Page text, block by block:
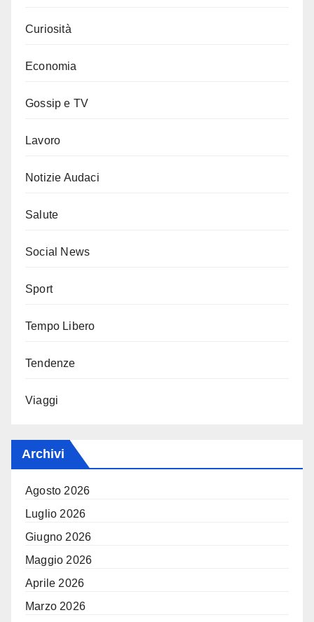
Curiosità
Economia
Gossip e TV
Lavoro
Notizie Audaci
Salute
Social News
Sport
Tempo Libero
Tendenze
Viaggi
Archivi
Agosto 2026
Luglio 2026
Giugno 2026
Maggio 2026
Aprile 2026
Marzo 2026